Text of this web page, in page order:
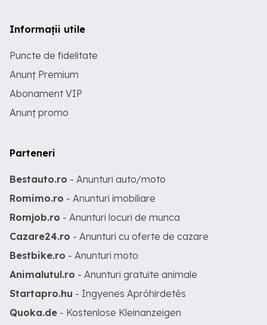
Informații utile
Puncte de fidelitate
Anunț Premium
Abonament VIP
Anunț promo
Parteneri
Bestauto.ro - Anunturi auto/moto
Romimo.ro - Anunturi imobiliare
Romjob.ro - Anunturi locuri de munca
Cazare24.ro - Anunturi cu oferte de cazare
Bestbike.ro - Anunturi moto
Animalutul.ro - Anunturi gratuite animale
Startapro.hu - Ingyenes Apróhirdetés
Quoka.de - Kostenlose Kleinanzeigen